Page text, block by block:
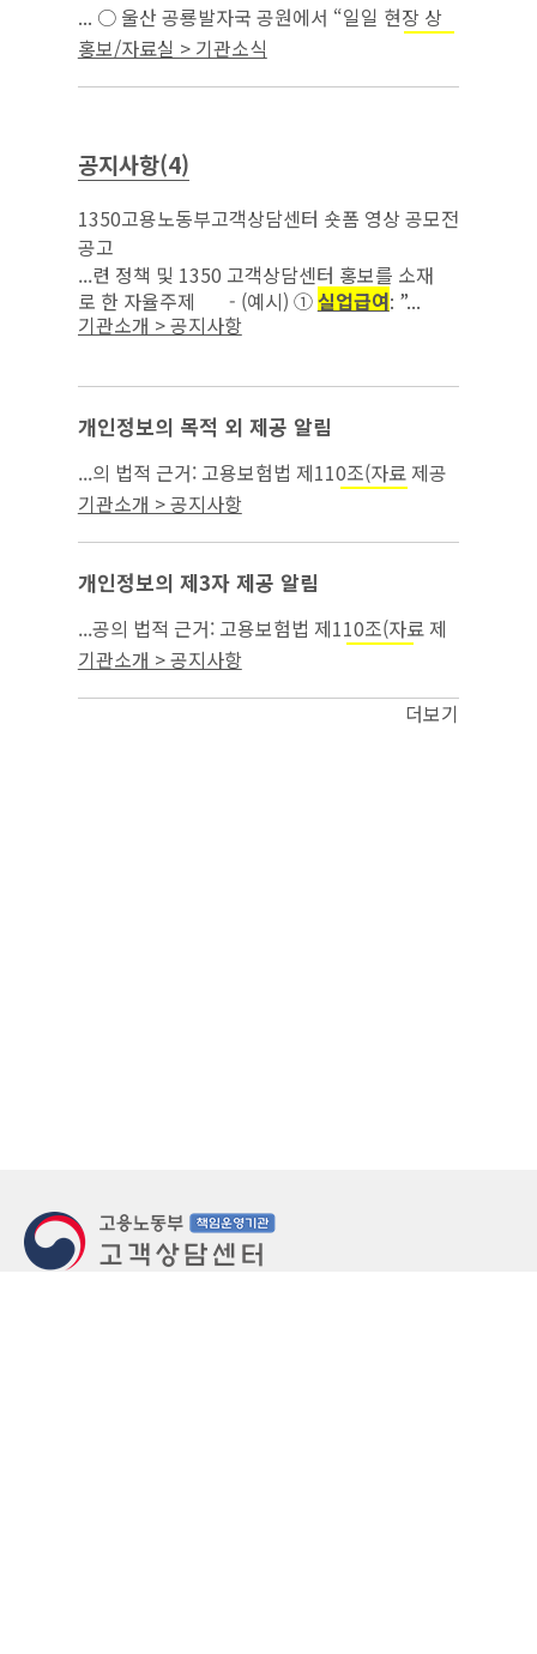
... ○ 울산 공룡발자국 공원에서 “일일 현장 상
담 접수 창구”를 마련해 시민들을 상대로
홍보/자료실 > 기관소식
공지사항(4)
1350고용노동부고객상담센터 숏폼 영상 공모전
공고
...련 정책 및 1350 고객상담센터 홍보를 소재
로 한 자율주제 - (예시) ①실업급여: ”...
기관소개 > 공지사항
개인정보의 목적 외 제공 알림
...의 법적 근거: 고용보험법 제110조(자료 제공
의 요청) 3. 개인정보 제공 목적:
부정
파일 2건...
기관소개 > 공지사항
개인정보의 제3자 제공 알림
...공의 법적 근거: 고용보험법 제110조(자료 제
공의 요청) 3. 제3자 제공의 목적:
부정
(구성): 녹취파일 3건...
기관소개 > 공지사항
더보기